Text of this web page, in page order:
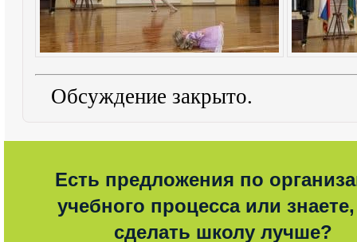
Обсуждение закрыто.
Есть предложения по
учебного процесса или знаете,
сделать школу лучше?